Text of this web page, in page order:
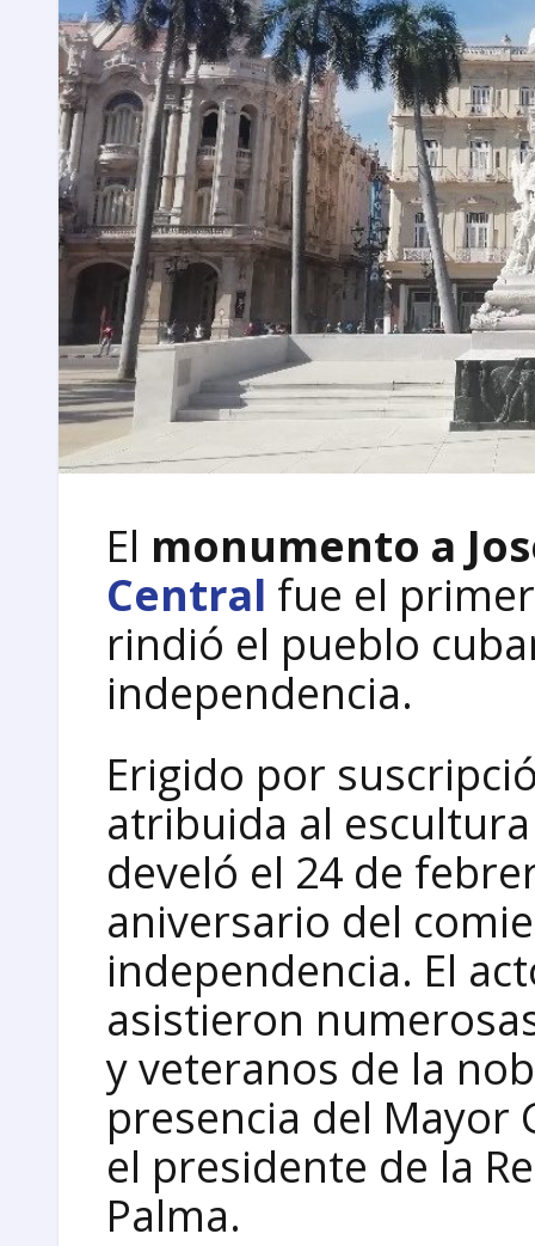
El monumento a
Central fue el
rindió el pueblo
independencia.
Erigido por
atribuida al
develó el 24 de
aniversario del
independencia. El
asistieron
y veteranos de la
presencia del Mayor
el presidente de la
Palma.